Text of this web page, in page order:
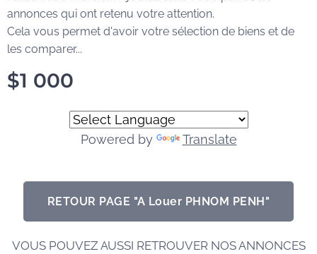
annonces qui ont retenu votre attention.
Cela vous permet d'avoir votre sélection de biens et de
les comparer...
$1 000
Powered by Translate
RETOUR PAGE "A Louer PHNOM PENH"
VOUS POUVEZ AUSSI RETROUVER NOS ANNONCES